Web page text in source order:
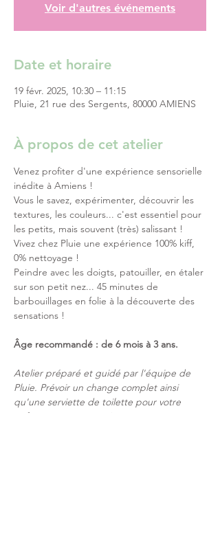
Voir d'autres événements
Date et horaire
19 févr. 2025, 10:30 – 11:15
Pluie, 21 rue des Sergents, 80000 AMIENS
À propos de cet atelier
Venez profiter d'une expérience sensorielle
inédite à Amiens !
Vous le savez, expérimenter, découvrir les
textures, les couleurs... c'est essentiel pour
les petits, mais souvent (très) salissant !
Vivez chez Pluie une expérience 100% kiff,
0% nettoyage !
Peindre avec les doigts, patouiller, en étaler
sur son petit nez... 45 minutes de
barbouillages en folie à la découverte des
sensations !
Âge recommandé : de 6 mois à 3 ans.
Atelier préparé et guidé par l'équipe de
Pluie. Prévoir un change complet ainsi
qu'une serviette de toilette pour votre
enfant. Le nécessaire (accès à un point